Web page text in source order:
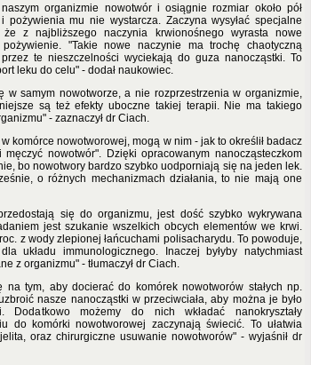
organizmie nowotwór i osiągnie rozmiar około pół
mu nie wystarcza. Zaczyna wysyłać specjalne
że z najbliższego naczynia krwionośnego wyrasta nowe
"Takie nowe naczynie ma trochę chaotyczną
te nieszczelności wyciekają do guza nanocząstki. To
leku do celu" - dodał naukowiec.
w samym nowotworze, a nie rozprzestrzenia w organizmie,
są też efekty uboczne takiej terapii. Nie ma takiego
- zaznaczył dr Ciach.
komórce nowotworowej, mogą w nim - jak to określił badacz
nowotwór". Dzięki opracowanym nanocząsteczkom
bo nowotwory bardzo szybko uodporniają się na jeden lek.
o różnych mechanizmach działania, to nie mają one
się do organizmu, jest dość szybko wykrywana
jest szukanie wszelkich obcych elementów we krwi.
z wody zlepionej łańcuchami polisacharydu. To powoduje,
układu immunologicznego. Inaczej byłyby natychmiast
z organizmu" - tłumaczył dr Ciach.
na tym, aby docierać do komórek nowotworów stałych np.
nasze nanocząstki w przeciwciała, aby można je było
możemy do nich wkładać nanokryształy
do komórki nowotworowej zaczynają świecić. To ułatwia
oraz chirurgiczne usuwanie nowotworów" - wyjaśnił dr